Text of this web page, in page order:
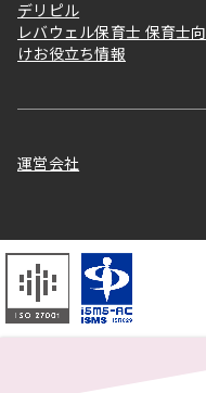
デリピル
レバウェル保育士 保育士向
けお役立ち情報
運営会社